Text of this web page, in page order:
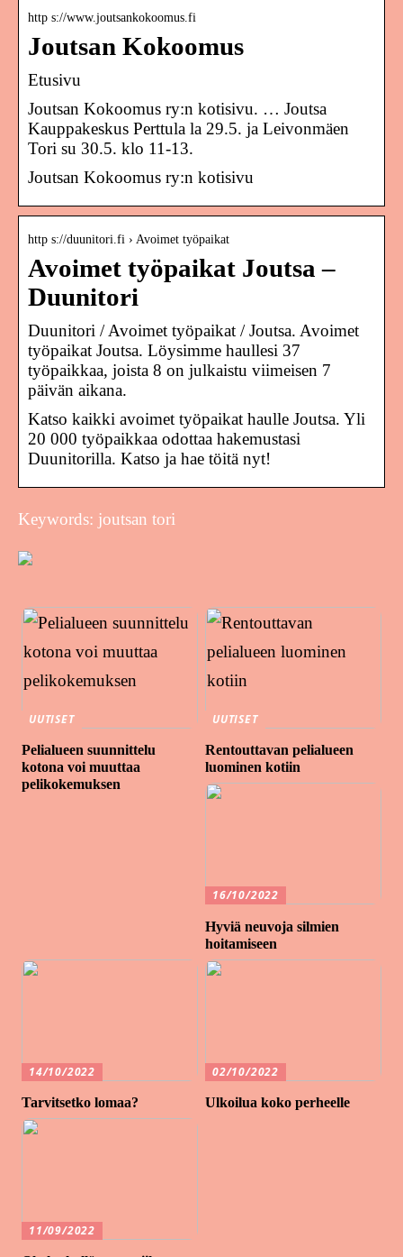
http s://www.joutsankokoomus.fi
Joutsan Kokoomus
Etusivu
Joutsan Kokoomus ry:n kotisivu. … Joutsa
Kauppakeskus Perttula la 29.5. ja Leivonmäen
Tori su 30.5. klo 11-13.
Joutsan Kokoomus ry:n kotisivu
http s://duunitori.fi › Avoimet työpaikat
Avoimet työpaikat Joutsa –
Duunitori
Duunitori / Avoimet työpaikat / Joutsa. Avoimet
työpaikat Joutsa. Löysimme haullesi 37
työpaikkaa, joista 8 on julkaistu viimeisen 7
päivän aikana.
Katso kaikki avoimet työpaikat haulle Joutsa. Yli
20 000 työpaikkaa odottaa hakemustasi
Duunitorilla. Katso ja hae töitä nyt!
Keywords: joutsan tori
UUTISET
Pelialueen suunnittelu
kotona voi muuttaa
pelikokemuksen
UUTISET
Rentouttavan pelialueen
luominen kotiin
16/10/2022
Hyviä neuvoja silmien
hoitamiseen
14/10/2022
Tarvitsetko lomaa?
02/10/2022
Ulkoilua koko perheelle
11/09/2022